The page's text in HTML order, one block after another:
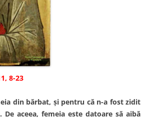
8-23
din bărbat, şi pentru că n-a fost zidit
aceea, femeia este datoare să aibă